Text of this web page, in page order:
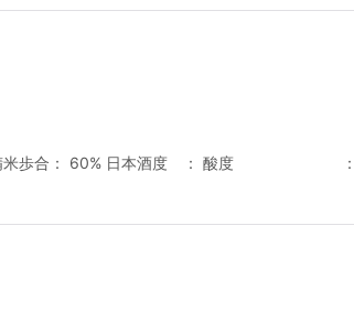
： 精米歩合： 60% 日本酒度 ： 酸度